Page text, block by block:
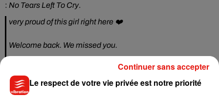
: No Tears Left To Cry.
very proud of this girl right here ❤️
Welcome back. We missed you.
https://t.co/aUJC9UL9fb
— Mac (@MacMiller)20 avril 2018
Le respect de votre vie privée est notre priorité
Continuer sans accepter